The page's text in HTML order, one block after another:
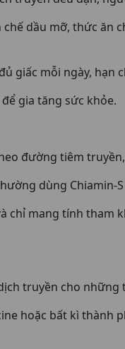
dầu mỡ, thức
giấc mỗi ngày, hạn
gia tăng sức khỏe.
đường tiêm
dùng Chiamin-
chỉ mang tính tham
truyền cho
hoặc bất kì thành